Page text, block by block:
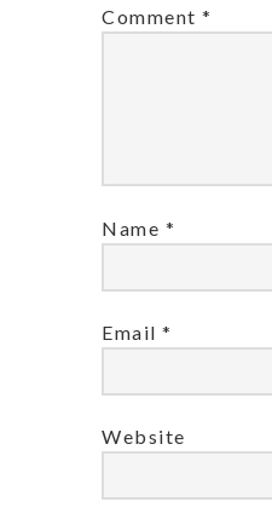
Comment *
Name *
Email *
Website